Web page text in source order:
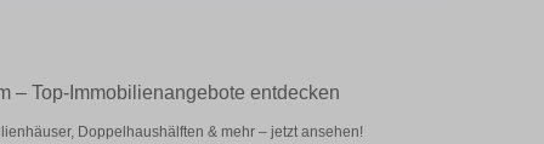
– Top-Immobilienangebote entdecken
Doppelhaushälften & mehr – jetzt ansehen!